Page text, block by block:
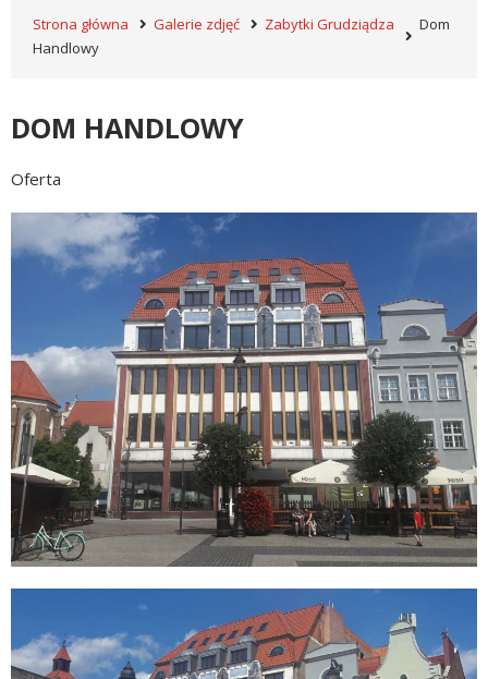
Strona główna Galerie zdjęć Zabytki Grudziądza
Dom
Handlowy
DOM HANDLOWY
Oferta